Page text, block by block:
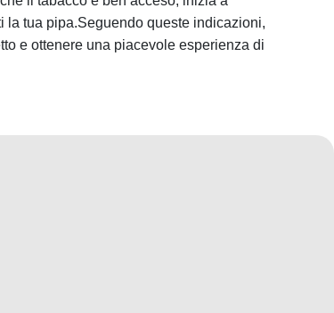
la tua pipa.Seguendo queste indicazioni,
e ottenere una piacevole esperienza di